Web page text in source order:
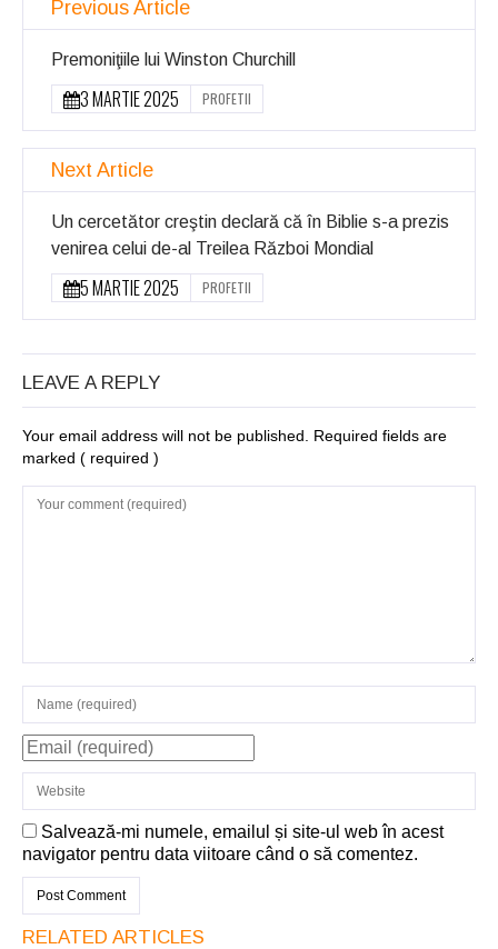
Previous Article
Premoniţiile lui Winston Churchill
3 MARTIE 2025 PROFETII
Next Article
Un cercetător creştin declară că în Biblie s-a prezis
venirea celui de-al Treilea Război Mondial
5 MARTIE 2025 PROFETII
LEAVE A REPLY
Your email address will not be published. Required fields are
marked ( required )
Salvează-mi numele, emailul și site-ul web în acest
navigator pentru data viitoare când o să comentez.
RELATED ARTICLES